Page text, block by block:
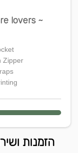
lovers ~
Zipper